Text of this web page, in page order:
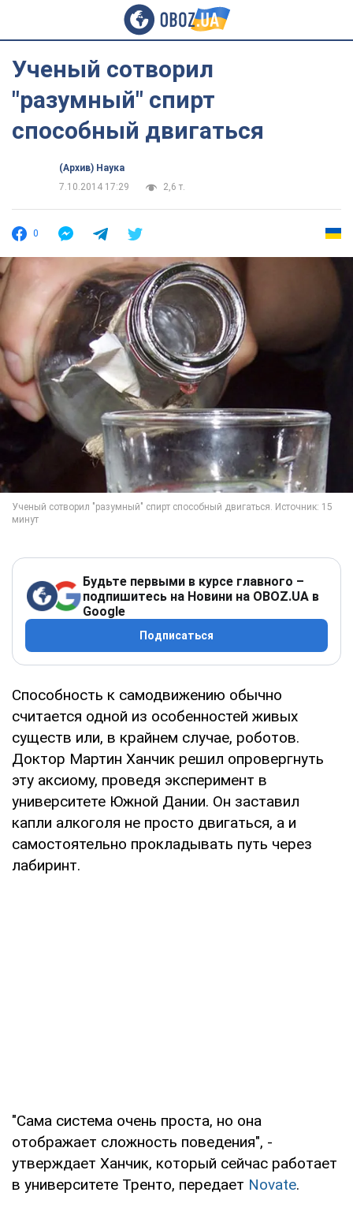
Ученый сотворил
"разумный" спирт
способный двигаться
(Архив) Наука
7.10.2014 17:29
2,6 т.
0
Будьте первыми в курсе главного –
подпишитесь на Новини на OBOZ.UA в
Google
Подписаться
Способность к самодвижению обычно
считается одной из особенностей живых
существ или, в крайнем случае, роботов.
Доктор Мартин Ханчик решил опровергнуть
эту аксиому, проведя эксперимент в
университете Южной Дании. Он заставил
капли алкоголя не просто двигаться, а и
самостоятельно прокладывать путь через
лабиринт.
"Сама система очень проста, но она
отображает сложность поведения", -
утверждает Ханчик, который сейчас работает
в университете Тренто, передает Novate.